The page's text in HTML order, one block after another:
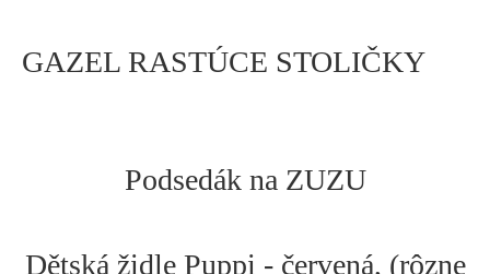
GAZEL RASTÚCE STOLIČKY
Podsedák na ZUZU
Dětská židle Puppi - červená, (rôzne